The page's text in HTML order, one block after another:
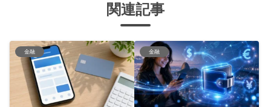
関連記事
金融 金融